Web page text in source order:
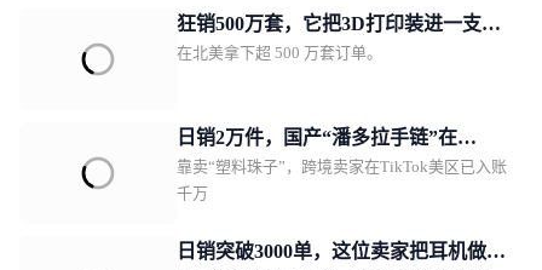
狂销500万套，它把3D打印装进一支
笔！
在北美拿下超 500 万套订单。
日销2万件，国产“潘多拉手链”在
TikTok美区爆单
靠卖“塑料珠子”，跨境卖家在TikTok美区已入账
千万
日销突破3000单，这位卖家把耳机做成